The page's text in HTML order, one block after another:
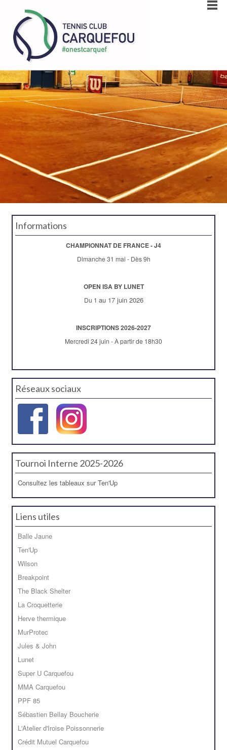
Informations
CHAMPIONNAT DE FRANCE - J4
Dimanche 31 mai - Dès 9h
OPEN ISA BY LUNET
Du 1 au 17 juin 2026
INSCRIPTIONS 2026-2027
Mercredi 24 juin - À partir de 18h30
Réseaux sociaux
Tournoi Interne 2025-2026
Consultez les tableaux sur Ten'Up
Liens utiles
Balle Jaune
Ten'Up
Wilson
Breakpoint
The Black Shelter
La Croquetterie
Herve thermique
MurProtec
Jules & John
Lunet
Super U Carquefou
MMA Carquefou
PPF 85
Sébastien Bellay Boucherie
L'Atelier d'Iroise Poissonnerie
Crédit Mutuel Carquefou